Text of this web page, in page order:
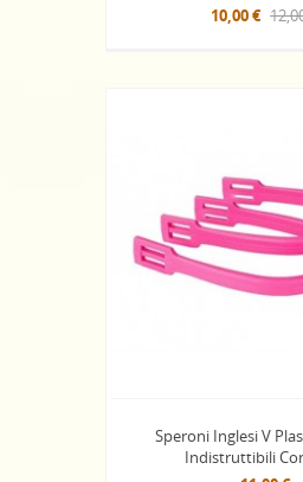
10,00 €
Speroni Inglesi V
Indistruttibili